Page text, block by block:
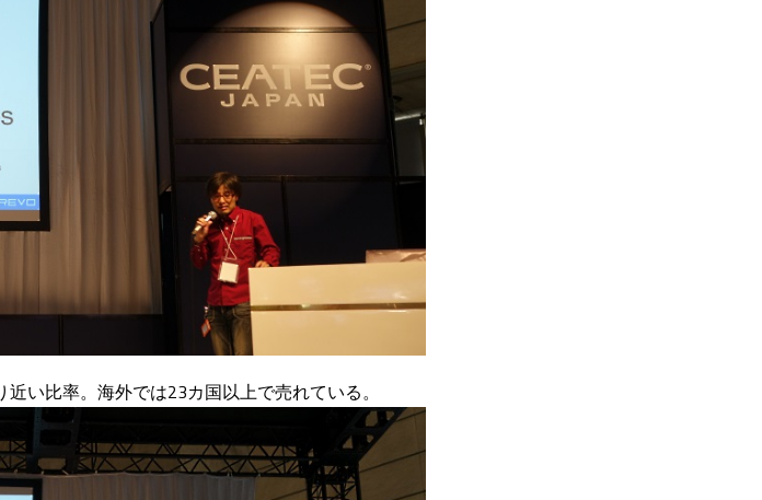
い比率。海外では23カ国以上で売れている。